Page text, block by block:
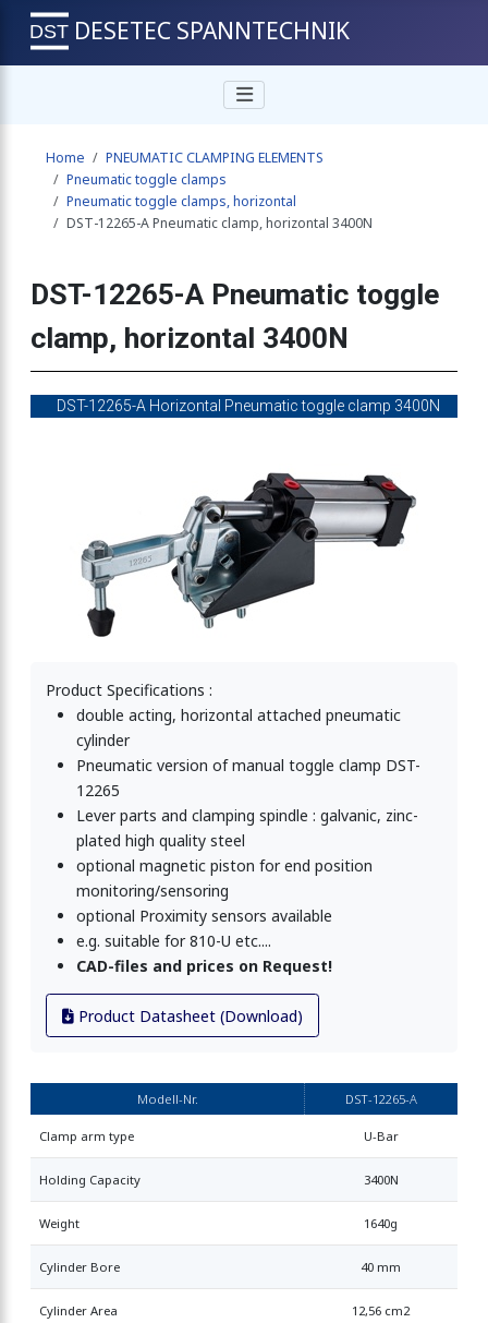
clamp, horizontal
horizontal 910N
horizontal 910N
horizontal 2270N
horizontal 3400N
horizontal 4500N
horizontal 4500N
DESETEC SPANNTECHNIK
Home
PNEUMATIC CLAMPING ELEMENTS
Pneumatic toggle clamps
Pneumatic toggle clamps, horizontal
DST-12265-A Pneumatic clamp, horizontal 3400N
DST-12265-A Pneumatic toggle
clamp, horizontal 3400N
DST-12265-A Horizontal Pneumatic toggle clamp 3400N
Product Specifications :
double acting, horizontal attached pneumatic
cylinder
Pneumatic version of manual toggle clamp DST-
12265
Lever parts and clamping spindle : galvanic, zinc-
plated high quality steel
optional magnetic piston for end position
monitoring/sensoring
optional Proximity sensors available
e.g. suitable for 810-U etc....
CAD-files and prices on Request!
Product Datasheet (Download)
Modell-Nr. DST-12265-A
Clamp arm type U-Bar
Holding Capacity 3400N
Weight 1640g
Cylinder Bore 40 mm
Cylinder Area 12,56 cm2